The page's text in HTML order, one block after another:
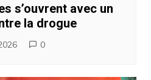
s’ouvrent avec un
la drogue
0